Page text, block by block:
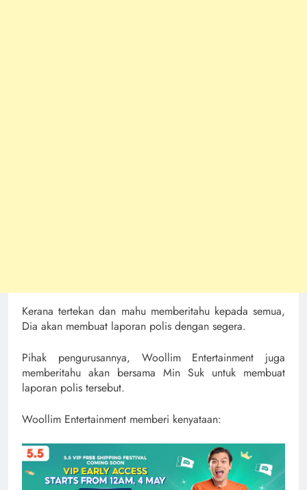
Kerana tertekan dan mahu memberitahu kepada semua,
Dia akan membuat laporan polis dengan segera.
Pihak pengurusannya, Woollim Entertainment juga
memberitahu akan bersama Min Suk untuk membuat
laporan polis tersebut.
Woollim Entertainment memberi kenyataan: